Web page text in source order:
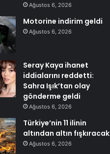
Ağustos 6, 2026
Motorine indirim geldi
Ağustos 6, 2026
Seray Kaya ihanet
iddialarını reddetti:
Sahra Işık’tan olay
gönderme geldi
Ağustos 6, 2026
Türkiye’nin 11 ilinin
altından altın fışkıracak
Ağustos 6, 2026